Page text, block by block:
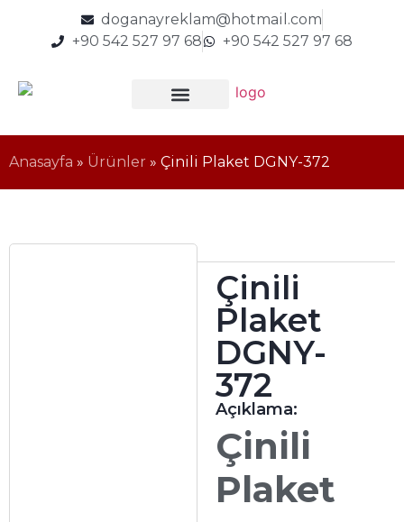
doganayreklam@hotmail.com
+90 542 527 97 68
+90 542 527 97 68
Anasayfa » Ürünler » Çinili Plaket DGNY-372
Çinili
Plaket
DGNY-
372
Açıklama:
Çinili
Plaket